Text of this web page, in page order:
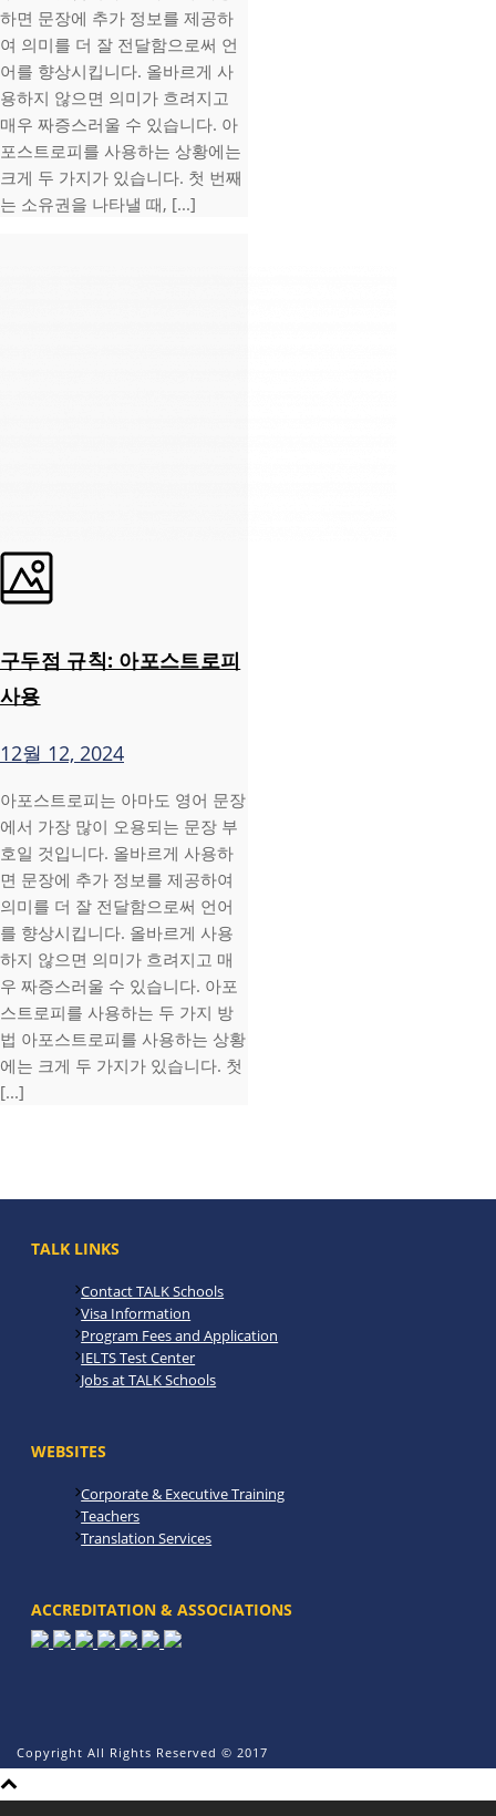
하면 문장에 추가 정보를 제공하
여 의미를 더 잘 전달함으로써 언
어를 향상시킵니다. 올바르게 사
용하지 않으면 의미가 흐려지고
매우 짜증스러울 수 있습니다. 아
포스트로피를 사용하는 상황에는
크게 두 가지가 있습니다. 첫 번째
는 소유권을 나타낼 때, [...]
구두점 규칙: 아포스트로피
사용
12월 12, 2024
아포스트로피는 아마도 영어 문장
에서 가장 많이 오용되는 문장 부
호일 것입니다. 올바르게 사용하
면 문장에 추가 정보를 제공하여
의미를 더 잘 전달함으로써 언어
를 향상시킵니다. 올바르게 사용
하지 않으면 의미가 흐려지고 매
우 짜증스러울 수 있습니다. 아포
스트로피를 사용하는 두 가지 방
법 아포스트로피를 사용하는 상황
에는 크게 두 가지가 있습니다. 첫
[...]
TALK LINKS
Contact TALK Schools
Visa Information
Program Fees and Application
IELTS Test Center
Jobs at TALK Schools
WEBSITES
Corporate & Executive Training
Teachers
Translation Services
ACCREDITATION & ASSOCIATIONS
Copyright All Rights Reserved © 2017